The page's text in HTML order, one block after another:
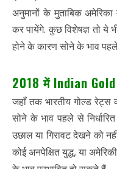
अनुमानों के मुताबिक
कर पायेंगे. कुछ विशेषज्ञ तो ये
होने के कारण सोने के भाव
2018 में Indian
जहाँ तक भारतीय गोल्ड
सोने के भाव पहले से
उछाल या गिरावट देखने को
कोई अनपेक्षित युद्ध, या